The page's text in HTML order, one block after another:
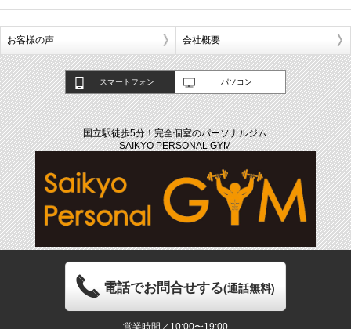
お客様の声 会社概要
スマートフォン パソコン
国立駅徒歩5分！完全個室のパーソナルジム
SAIKYO PERSONAL GYM
電話でお問合せする(通話無料)
営業時間／10:00〜19:00